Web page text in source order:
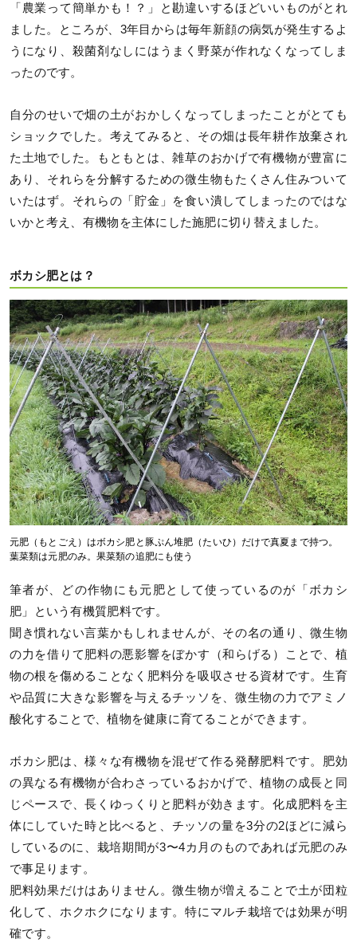
「農業って簡単かも！？」と勘違いするほどいいものがとれ
ました。ところが、3年目からは毎年新顔の病気が発生するよ
うになり、殺菌剤なしにはうまく野菜が作れなくなってしま
ったのです。
自分のせいで畑の土がおかしくなってしまったことがとても
ショックでした。考えてみると、その畑は長年耕作放棄され
た土地でした。もともとは、雑草のおかげで有機物が豊富に
あり、それらを分解するための微生物もたくさん住みついて
いたはず。それらの「貯金」を食い潰してしまったのではな
いかと考え、有機物を主体にした施肥に切り替えました。
ボカシ肥とは？
元肥（もとごえ）はボカシ肥と豚ぷん堆肥（たいひ）だけで真夏まで持つ。
葉菜類は元肥のみ。果菜類の追肥にも使う
筆者が、どの作物にも元肥として使っているのが「ボカシ
肥」という有機質肥料です。
聞き慣れない言葉かもしれませんが、その名の通り、微生物
の力を借りて肥料の悪影響をぼかす（和らげる）ことで、植
物の根を傷めることなく肥料分を吸収させる資材です。生育
や品質に大きな影響を与えるチッソを、微生物の力でアミノ
酸化することで、植物を健康に育てることができます。
ボカシ肥は、様々な有機物を混ぜて作る発酵肥料です。肥効
の異なる有機物が合わさっているおかげで、植物の成長と同
じペースで、長くゆっくりと肥料が効きます。化成肥料を主
体にしていた時と比べると、チッソの量を3分の2ほどに減ら
しているのに、栽培期間が3〜4カ月のものであれば元肥のみ
で事足ります。
肥料効果だけはありません。微生物が増えることで土が団粒
化して、ホクホクになります。特にマルチ栽培では効果が明
確です。